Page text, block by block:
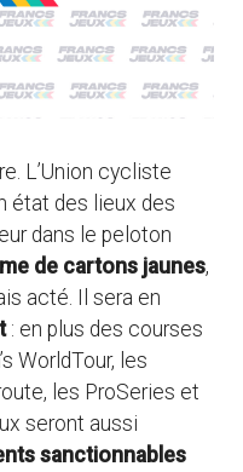
L’Union cycliste
état des lieux des
dans le peloton
de cartons jaunes,
acté. Il sera en
: en plus des courses
WorldTour, les
les ProSeries et
seront aussi
sanctionnables